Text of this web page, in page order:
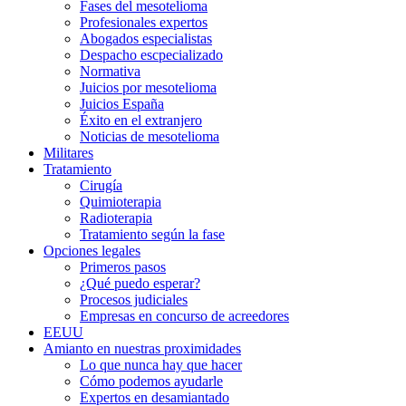
Fases del mesotelioma
Profesionales expertos
Abogados especialistas
Despacho escpecializado
Normativa
Juicios por mesotelioma
Juicios España
Éxito en el extranjero
Noticias de mesotelioma
Militares
Tratamiento
Cirugía
Quimioterapia
Radioterapia
Tratamiento según la fase
Opciones legales
Primeros pasos
¿Qué puedo esperar?
Procesos judiciales
Empresas en concurso de acreedores
EEUU
Amianto en nuestras proximidades
Lo que nunca hay que hacer
Cómo podemos ayudarle
Expertos en desamiantado